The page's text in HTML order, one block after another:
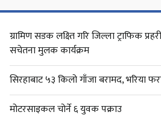
ग्रामिण सडक लक्ष्ति गरि जिल्ला ट्राफिक
सचेतना मुलक कार्यक्रम
सिरहाबाट ५३ किलो गाँजा बरामद, भरिया
मोटरसाइकल चोर्ने ६ युवक पक्राउ